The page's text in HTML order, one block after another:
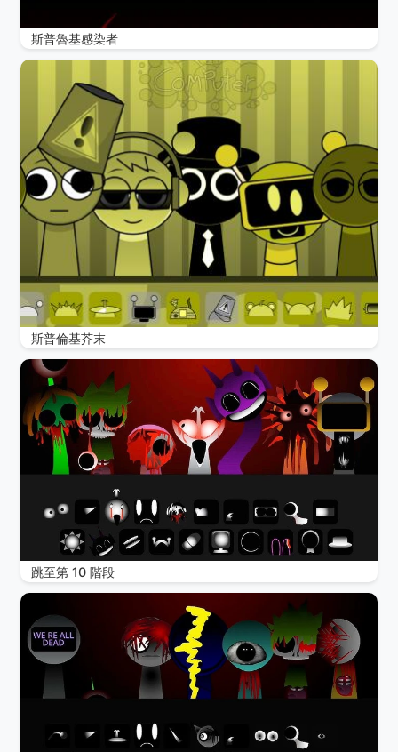
斯普魯基感染者
斯普倫基芥末
跳至第 10 階段